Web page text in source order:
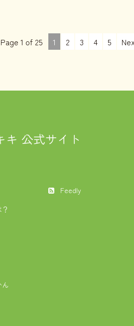
Page 1 of 25 1 2 3 4 5
キ 公式サイト
ん
Feedly